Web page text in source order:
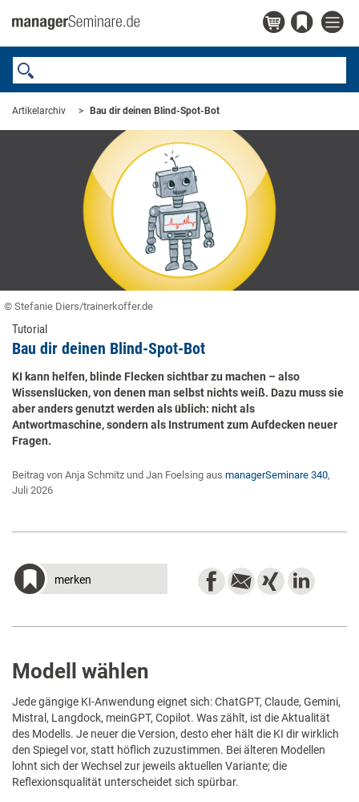
Artikelarchiv Bau dir deinen Blind-Spot-Bot
© Stefanie Diers/trainerkoffer.de
Tutorial
Bau dir deinen Blind-Spot-Bot
KI kann helfen, blinde Flecken sichtbar zu machen – also
Wissenslücken, von denen man selbst nichts weiß. Dazu muss sie
aber anders genutzt werden als üblich: nicht als
Antwortmaschine, sondern als Instrument zum Aufdecken neuer
Fragen.
Beitrag von Anja Schmitz und Jan Foelsing aus managerSeminare 340,
Juli 2026
merken
Modell wählen
Jede gängige KI-Anwendung eignet sich: ChatGPT, Claude, Gemini,
Mistral, Langdock, meinGPT, Copilot. Was zählt, ist die Aktualität
des Modells. Je neuer die Version, desto eher hält die KI dir wirklich
den Spiegel vor, statt höflich zuzustimmen. Bei älteren Modellen
lohnt sich der Wechsel zur jeweils aktuellen Variante; die
Reflexionsqualität unterscheidet sich spürbar.